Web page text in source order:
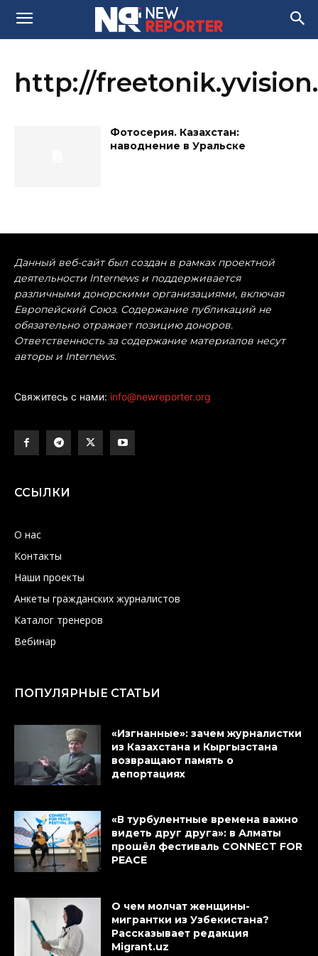
http://
Фотосерия. Казахстан:
наводнение в Уральске
Данный веб-сайт был создан в рамках проектной
деятельности Internews и поддерживается
различными донорскими организациями, включая
Европейский Союз. Содержание публикаций не
обязательно отражает позицию доноров.
Ответственность за содержание материалов несут
авторы и Internews.
Свяжитесь с нами: info@newreporter.org
ССЫЛКИ
О нас
Контакты
Наши проекты
Анкеты гражданских журналистов
Каталог тренеров
Вебинар
ПОПУЛЯРНЫЕ СТАТЬИ
«Изгнанные»: зачем журналистки
из Казахстана и Кыргызстана
возвращают память о
депортациях
«В турбулентные времена важно
видеть друг друга»: в Алматы
прошёл фестиваль CONNECT FOR
PEACE
О чем молчат женщины-
мигрантки из Узбекистана?
Рассказывает редакция
Migrant.uz